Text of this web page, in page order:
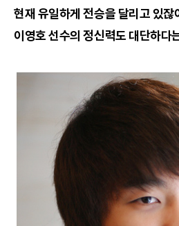
현재 유일하게 전승을 달리고 있잖
이영호 선수의 정신력도 대단하다